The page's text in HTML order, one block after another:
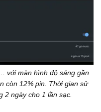
với màn hình độ sáng gần
còn 12% pin. Thời gian sử
2 ngày cho 1 lần sạc.